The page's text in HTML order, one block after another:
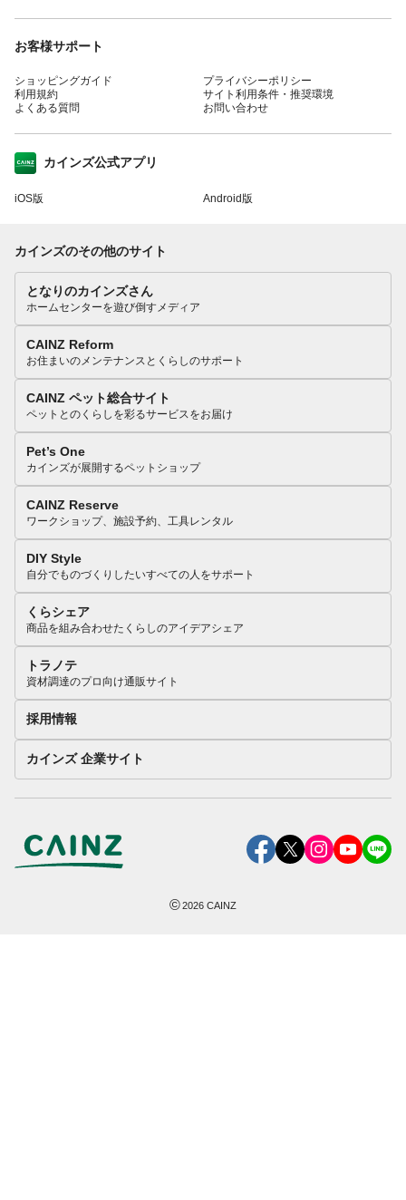
お客様サポート
ショッピングガイド
利用規約
よくある質問
プライバシーポリシー
サイト利用条件・推奨環境
お問い合わせ
カインズ公式アプリ
iOS版 Android版
カインズのその他のサイト
となりのカインズさん
ホームセンターを遊び倒すメディア
CAINZ Reform
お住まいのメンテナンスとくらしのサポート
CAINZ ペット総合サイト
ペットとのくらしを彩るサービスをお届け
Pet’s One
カインズが展開するペットショップ
CAINZ Reserve
ワークショップ、施設予約、工具レンタル
DIY Style
自分でものづくりしたいすべての人をサポート
くらシェア
商品を組み合わせたくらしのアイデアシェア
トラノテ
資材調達のプロ向け通販サイト
採用情報
カインズ 企業サイト
©2026 CAINZ